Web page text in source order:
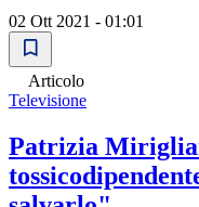
02 Ott 2021 - 01:01
Articolo
Televisione
Patrizia